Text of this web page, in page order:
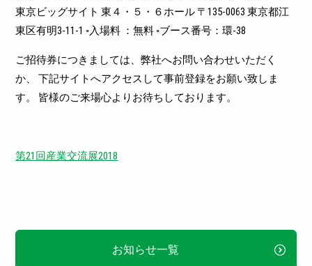
東京ビッグサイト 東４・５・６ホール 〒135-0063 東京都江
東区有明3-11-1 ◦入場料 ：無料 ◦ブース番号：環-38
ご招待券につきましては、弊社へお問い合わせいただく
か、
下記サイトへアクセスして事前登録をお願い致しま
す。
皆様のご来場心よりお待ちしております。
第21回産業交流展2018
お知らせ一覧